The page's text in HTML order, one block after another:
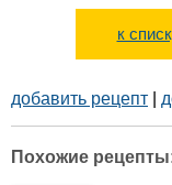
к
добавить рецепт
Похожие